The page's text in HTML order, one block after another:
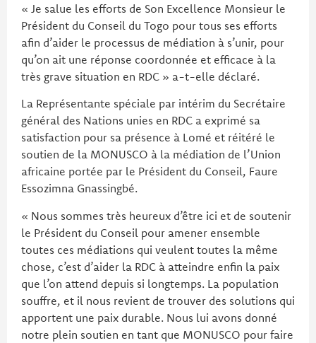
« Je salue les efforts de Son Excellence Monsieur le
Président du Conseil du Togo pour tous ses efforts
afin d’aider le processus de médiation à s’unir, pour
qu’on ait une réponse coordonnée et efficace à la
très grave situation en RDC » a-t-elle déclaré.
La Représentante spéciale par intérim du Secrétaire
général des Nations unies en RDC a exprimé sa
satisfaction pour sa présence à Lomé et réitéré le
soutien de la MONUSCO à la médiation de l’Union
africaine portée par le Président du Conseil, Faure
Essozimna Gnassingbé.
« Nous sommes très heureux d’être ici et de soutenir
le Président du Conseil pour amener ensemble
toutes ces médiations qui veulent toutes la même
chose, c’est d’aider la RDC à atteindre enfin la paix
que l’on attend depuis si longtemps. La population
souffre, et il nous revient de trouver des solutions qui
apportent une paix durable. Nous lui avons donné
notre plein soutien en tant que MONUSCO pour faire